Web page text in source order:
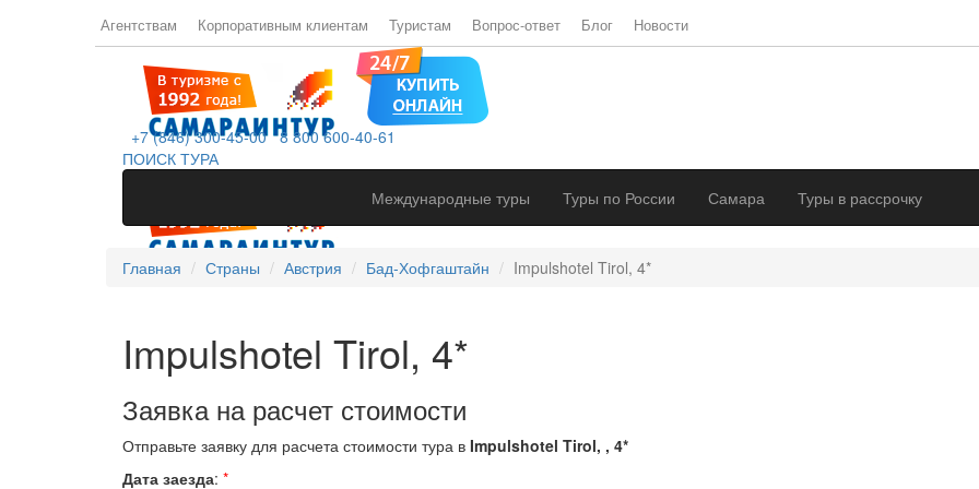
Агентствам Корпоративным клиентам Туристам Вопрос-ответ Блог Новости
+7 (846) 300-45-00 8 800 600-40-61
ПОИСК ТУРА
Международные туры
Туры по России Самара Туры в рассрочку
Главная Страны Австрия Бад-Хофгаштайн Impulshotel Tirol, 4*
Impulshotel Tirol, 4*
Заявка на расчет стоимости
Отправьте заявку для расчета стоимости тура в Impulshotel Tirol, , 4*
Дата заезда: *